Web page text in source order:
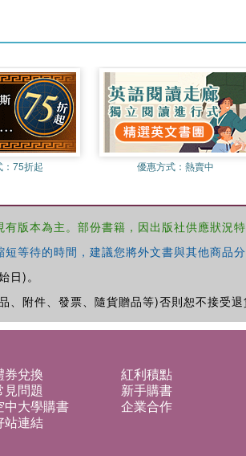
：75折起 優惠方式： 熱賣中
版本為主。部份書籍，因出版社供應狀況
等待的時間，建議您將外文書與其他商品
日)。
附件、發票、隨貨贈品等)否則恕不接受退
券兌換
紅利積點
見問題
新手購書
中大學購書
企業合作
站連結